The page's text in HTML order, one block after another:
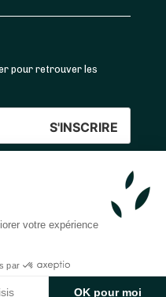
votre expérience
par
OK pour moi
panier
pour retrouver les
livrés |
SAS